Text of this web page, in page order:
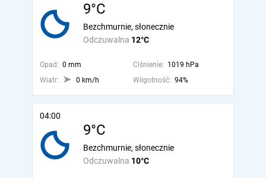
9°C
Odczuwalna 12°C
Bezchmurnie, słonecznie
Opad: 0 mm Ciśnienie: 1019 hPa
Wiatr:
0 km/h Wilgotność: 94%
04:00
9°C
Odczuwalna 10°C
Bezchmurnie, słonecznie